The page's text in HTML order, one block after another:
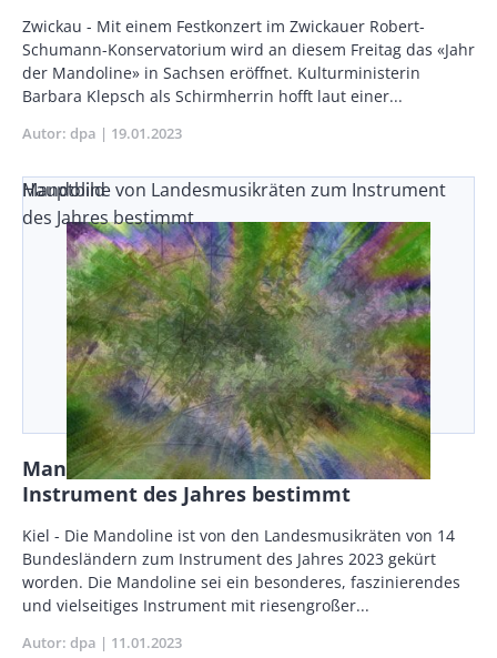
Body
Zwickau - Mit einem Festkonzert im Zwickauer Robert-
Schumann-Konservatorium wird an diesem Freitag das «Jahr
der Mandoline» in Sachsen eröffnet. Kulturministerin
Barbara Klepsch als Schirmherrin hofft laut einer...
Autor dpa Publikationsdatum
19.01.2023
Mandoline von Landesmusikräten zum Instrument
des Jahres bestimmt
Hauptbild
Mandoline von Landesmusikräten zum
Instrument des Jahres bestimmt
Body
Kiel - Die Mandoline ist von den Landesmusikräten von 14
Bundesländern zum Instrument des Jahres 2023 gekürt
worden. Die Mandoline sei ein besonderes, faszinierendes
und vielseitiges Instrument mit riesengroßer...
Autor dpa Publikationsdatum
11.01.2023